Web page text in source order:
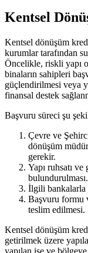
Kentsel
Kentsel dönüşüm
kurumlar tarafından
Öncelikle, riskli yapı
binaların sahipleri
güçlendirilmesi veya
finansal destek
Başvuru süreci şu
Çevre ve
dönüşüm
gerekir.
Yapı ruhsatı
bulundurulması.
İlgili bankalarla
Başvuru formu
teslim edilmesi.
Kentsel dönüşüm
getirilmek üzere
yapılan işe ve